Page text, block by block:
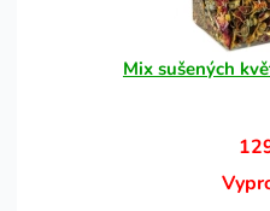
Mix sušených